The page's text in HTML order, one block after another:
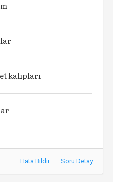
kalıpları
Hata Bildir Soru Detay